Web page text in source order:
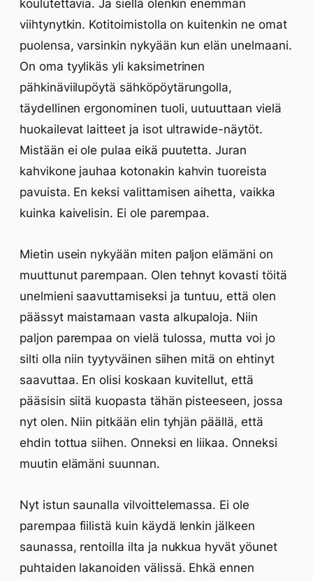
koulutettavia. Ja siellä olenkin enemmän
viihtynytkin. Kotitoimistolla on kuitenkin ne omat
puolensa, varsinkin nykyään kun elän unelmaani.
On oma tyylikäs yli kaksimetrinen
pähkinäviilupöytä sähköpöytärungolla,
täydellinen ergonominen tuoli, uutuuttaan vielä
huokailevat laitteet ja isot ultrawide-näytöt.
Mistään ei ole pulaa eikä puutetta. Juran
kahvikone jauhaa kotonakin kahvin tuoreista
pavuista. En keksi valittamisen aihetta, vaikka
kuinka kaivelisin. Ei ole parempaa.
Mietin usein nykyään miten paljon elämäni on
muuttunut parempaan. Olen tehnyt kovasti töitä
unelmieni saavuttamiseksi ja tuntuu, että olen
päässyt maistamaan vasta alkupaloja. Niin
paljon parempaa on vielä tulossa, mutta voi jo
silti olla niin tyytyväinen siihen mitä on ehtinyt
saavuttaa. En olisi koskaan kuvitellut, että
pääsisin siitä kuopasta tähän pisteeseen, jossa
nyt olen. Niin pitkään elin tyhjän päällä, että
ehdin tottua siihen. Onneksi en liikaa. Onneksi
muutin elämäni suunnan.
Nyt istun saunalla vilvoittelemassa. Ei ole
parempaa fiilistä kuin käydä lenkin jälkeen
saunassa, rentoilla ilta ja nukkua hyvät yöunet
puhtaiden lakanoiden välissä. Ehkä ennen